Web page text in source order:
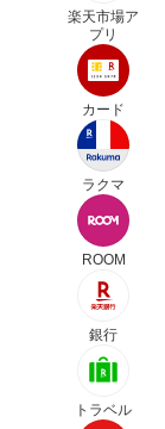
楽天市場ア
プリ
カード
ラクマ
ROOM
銀行
トラベル